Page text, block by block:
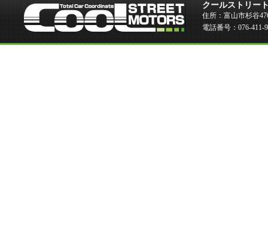
クールストリー
住所：富山市杉谷
電話番号：076-